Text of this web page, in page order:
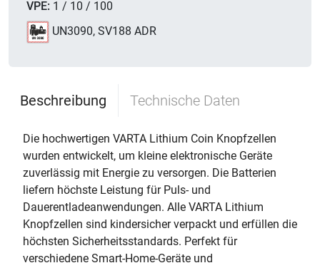
VPE: 1 / 10 / 100
UN3090, SV188 ADR
Beschreibung Technische Daten
Die hochwertigen VARTA Lithium Coin Knopfzellen
wurden entwickelt, um kleine elektronische Geräte
zuverlässig mit Energie zu versorgen. Die Batterien
liefern höchste Leistung für Puls- und
Dauerentladeanwendungen. Alle VARTA Lithium
Knopfzellen sind kindersicher verpackt und erfüllen die
höchsten Sicherheitsstandards. Perfekt für
verschiedene Smart-Home-Geräte und